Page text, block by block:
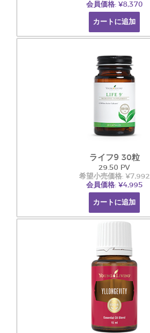
会員価格: ¥8,370
カートに追加
ライフ9 30粒
29.50 PV
希望小売価格: ¥7,992
会員価格: ¥4,995
カートに追加